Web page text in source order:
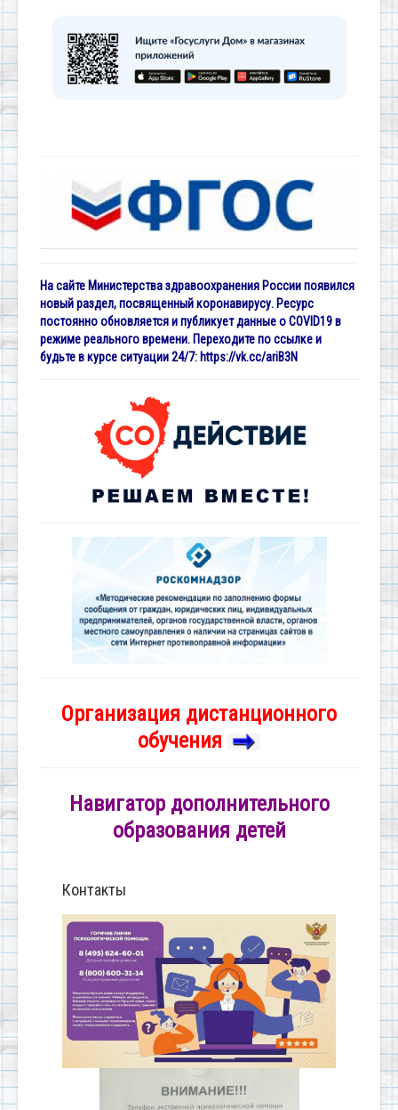
На сайте Министерства здравоохранения России появился
новый раздел, посвященный коронавирусу. Ресурс
постоянно обновляется и публикует данные о COVID19 в
режиме реального времени. Переходите по ссылке и
будьте в курсе ситуации 24/7: https://vk.cc/ariB3N
Организация дистанционного
обучения
Навигатор дополнительного
образования детей
Контакты